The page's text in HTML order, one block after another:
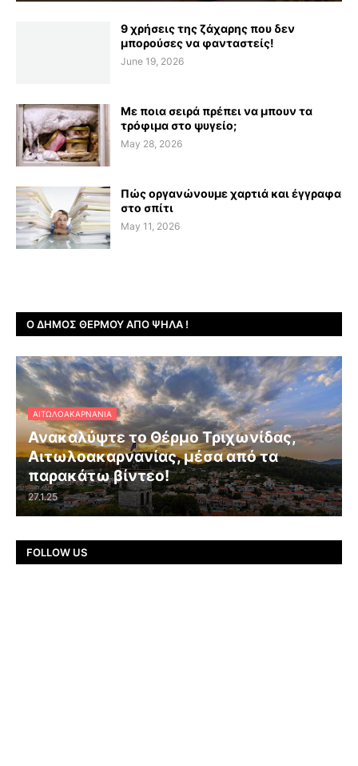
9 χρήσεις της ζάχαρης που δεν
μπορούσες να φανταστείς!
June 19, 2026
Με ποια σειρά πρέπει να μπουν τα
τρόφιμα στο ψυγείο;
May 28, 2026
Πώς οργανώνουμε χαρτιά και έγγραφα
στο σπίτι
May 11, 2026
Ο ΔΉΜΟΣ ΘΈΡΜΟΥ ΑΠΌ ΨΗΛΆ !
ΑΙΤΩΛΟΑΚΑΡΝΑΝΊΑ
Ανακαλύψτε το Θέρμο Τριχωνίδας,
Αιτωλοακαρνανίας, μέσα από τα
παρακάτω βίντεο!
27.1.25
FOLLOW US